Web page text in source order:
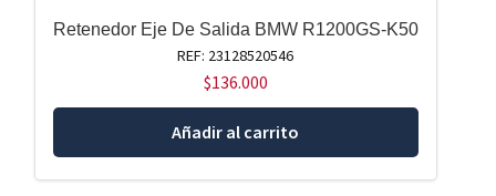
Retenedor Eje De Salida BMW R1200GS-K50
REF: 23128520546
$136.000
Añadir al carrito